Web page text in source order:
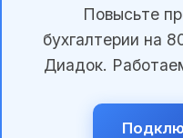
Повысьте
бухгалтерии на
Диадок.